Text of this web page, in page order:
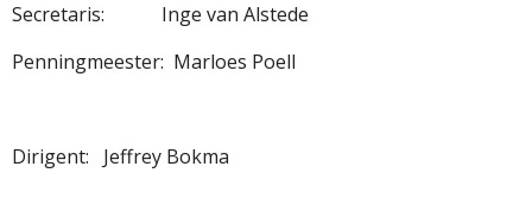
Secretaris: Inge van Alstede
Penningmeester: Marloes Poell
Dirigent: Jeffrey Bokma